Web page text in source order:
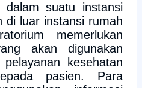
suatu instansi
di luar instansi rumah
memerlukan
akan digunakan
kesehatan
pasien. Para